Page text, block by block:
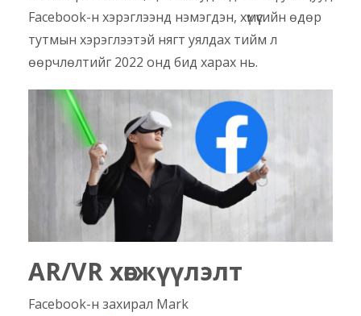
Facebook-н хэрэглээнд нэмэгдэн, хүмүүсийн өдөр
тутмын хэрэглээтэй нягт уялдах тийм л
өөрчлөлтийг 2022 онд бид харах нь.
AR/VR хөгжүүлэлт
Facebook-н захирал Mark